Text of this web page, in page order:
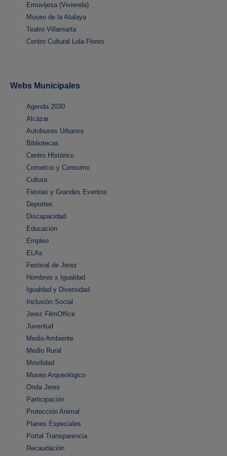
Emuvijesa (Vivienda)
Museo de la Atalaya
Teatro Villamarta
Centro Cultural Lola Flores
Webs Municipales
Agenda 2030
Alcázar
Autobuses Urbanos
Bibliotecas
Centro HIstórico
Comercio y Consumo
Cultura
Fiestas y Grandes Eventos
Deportes
Discapacidad
Educación
Empleo
ELAs
Festival de Jerez
Hombres x Igualdad
Igualdad y Diversidad
Inclusión Social
Jerez FilmOffice
Juventud
Medio Ambiente
Medio Rural
Movilidad
Museo Arqueológico
Onda Jerez
Participación
Protección Animal
Planes Especiales
Portal Transparencia
Recaudación